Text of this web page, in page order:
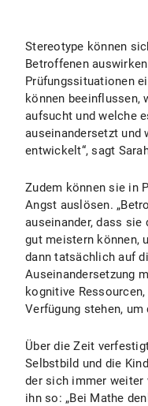
Stereotype können
Betroffenen
Prüfungssituationen
können beeinflussen,
aufsucht und welche
auseinandersetzt und
entwickelt“, sagt
Zudem können sie in
Angst auslösen.
auseinander, dass
gut meistern können,
dann tatsächlich auf
Auseinandersetzung
kognitive
Verfügung stehen, um
Über die Zeit
Selbstbild und die
der sich immer weiter
ihn so: „Bei Mathe